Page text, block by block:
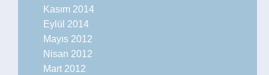
Kasım 2014
Eylül 2014
Mayıs 2012
Nisan 2012
Mart 2012